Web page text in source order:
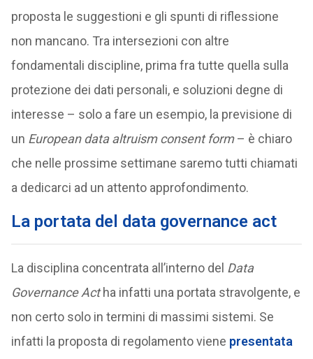
proposta le suggestioni e gli spunti di riflessione
non mancano. Tra intersezioni con altre
fondamentali discipline, prima fra tutte quella sulla
protezione dei dati personali, e soluzioni degne di
interesse – solo a fare un esempio, la previsione di
un European data altruism consent form– è chiaro
che nelle prossime settimane saremo tutti chiamati
a dedicarci ad un attento approfondimento.
La portata del data governance act
La disciplina concentrata all’interno del Data
Governance Actha infatti una portata stravolgente, e
non certo solo in termini di massimi sistemi. Se
infatti la proposta di regolamento viene presentata